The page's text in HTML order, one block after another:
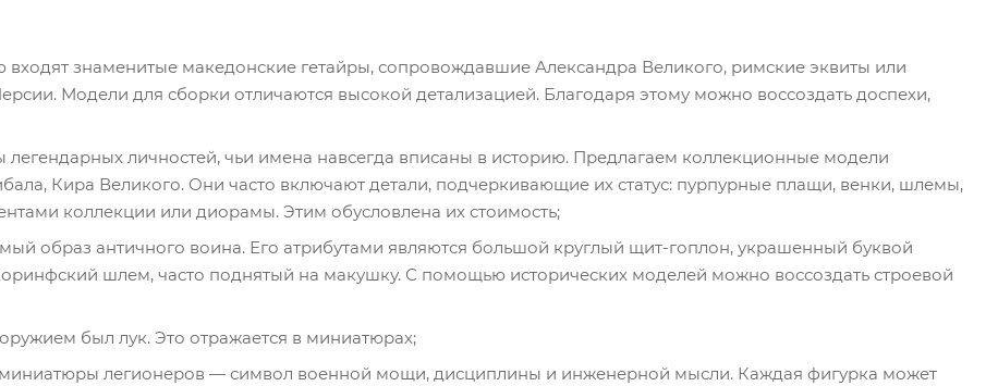
входят знаменитые македонские гетайры, сопровождавшие Александра Великого, римские эквиты или
Модели для сборки отличаются высокой детализацией. Благодаря этому можно воссоздать доспехи,
легендарных личностей, чьи имена навсегда вписаны в историю. Предлагаем коллекционные модели
Кира Великого. Они часто включают детали, подчеркивающие их статус: пурпурные плащи, венки, шлемы,
коллекции или диорамы. Этим обусловлена их стоимость;
образ античного воина. Его атрибутами являются большой круглый щит-гоплон, украшенный буквой
шлем, часто поднятый на макушку. С помощью исторических моделей можно воссоздать строевой
был лук. Это отражается в миниатюрах;
миниатюры легионеров — символ военной мощи, дисциплины и инженерной мысли. Каждая фигурка может